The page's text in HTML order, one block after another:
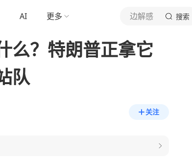
AI 更多 边解感 搜索
么？特朗普正拿它
队
关注